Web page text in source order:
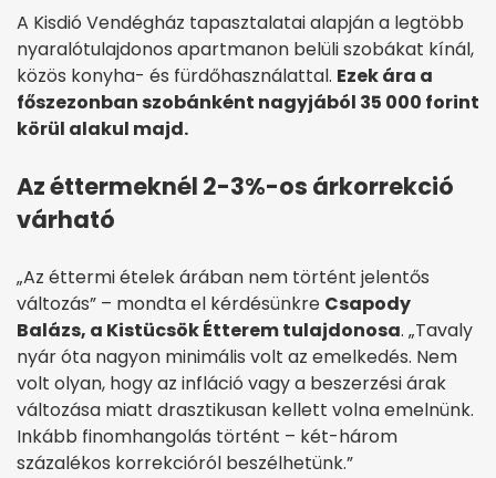
A Kisdió Vendégház tapasztalatai alapján a legtöbb
nyaralótulajdonos apartmanon belüli szobákat kínál,
közös konyha- és fürdőhasználattal. Ezek ára a
főszezonban szobánként nagyjából 35 000 forint
körül alakul majd.
Az éttermeknél 2-3%-os árkorrekció
várható
„Az éttermi ételek árában nem történt jelentős
változás” – mondta el kérdésünkre Csapody
Balázs, a Kistücsök Étterem tulajdonosa. „Tavaly
nyár óta nagyon minimális volt az emelkedés. Nem
volt olyan, hogy az infláció vagy a beszerzési árak
változása miatt drasztikusan kellett volna emelnünk.
Inkább finomhangolás történt – két-három
százalékos korrekcióról beszélhetünk.”